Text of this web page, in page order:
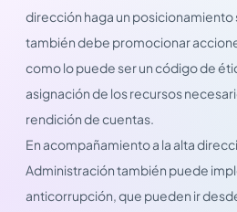
dirección haga un posicionamiento
también debe promocionar
como lo puede ser un código de
asignación de los recursos
rendición de cuentas.
En acompañamiento a la alta
Administración también puede
anticorrupción, que pueden ir